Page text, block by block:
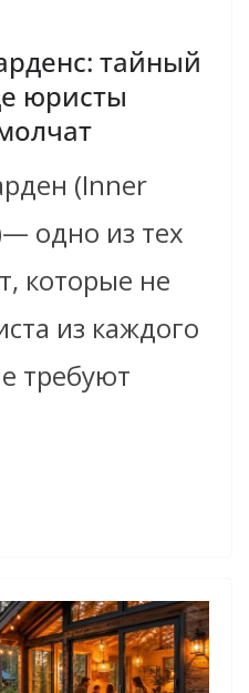
тайный
юристы
(Inner
одно из тех
которые не
из каждого
требуют